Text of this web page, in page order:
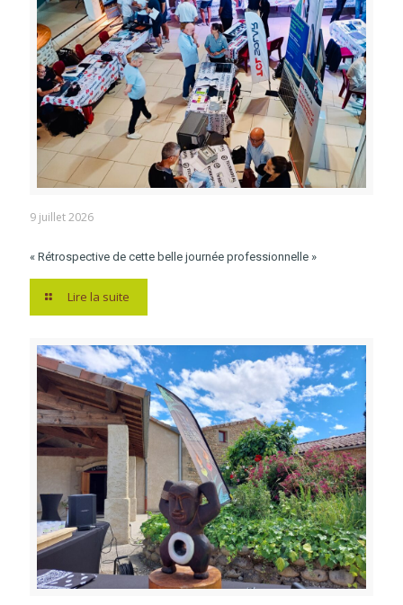
9 juillet 2026
« Rétrospective de cette belle journée professionnelle »
Lire la suite